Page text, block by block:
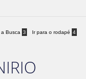
a Busca 3 Ir para o rodapé 4